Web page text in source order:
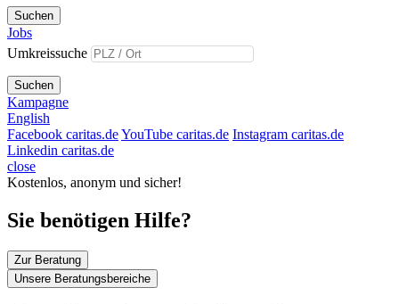
Suchen
Jobs
Umkreissuche
Suchen
Kampagne
English
Facebook caritas.deYouTube caritas.de Instagram caritas.de
Linkedin caritas.de
close
Kostenlos, anonym und sicher!
Sie benötigen Hilfe?
Zur Beratung
Unsere Beratungsbereiche